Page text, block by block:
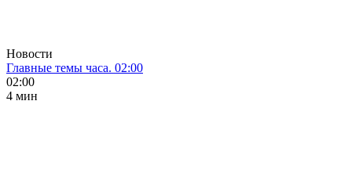
Новости
Главные темы часа. 02:00
02:00
4 мин